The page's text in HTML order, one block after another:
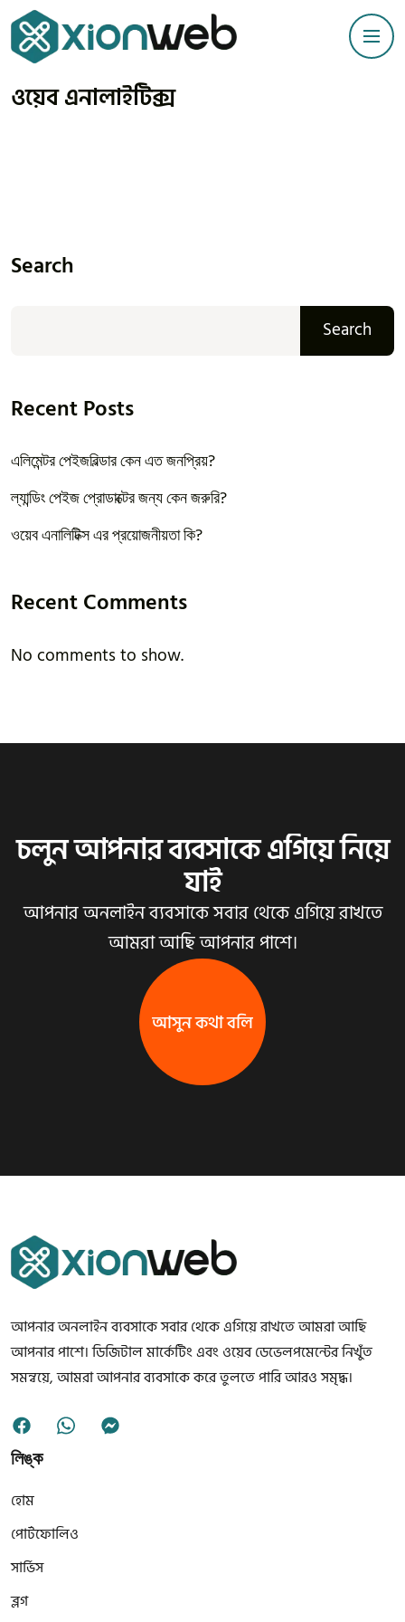
ওয়েব এনালাইটিক্স
Search
Search
Recent Posts
এলিমেন্টর পেইজবিল্ডার কেন এত জনপ্রিয়?
ল্যান্ডিং পেইজ প্রোডাক্টের জন্য কেন জরুরি?
ওয়েব এনালিটিক্স এর প্রয়োজনীয়তা কি?
Recent Comments
No comments to show.
চলুন আপনার ব্যবসাকে এগিয়ে নিয়ে
যাই
আপনার অনলাইন ব্যবসাকে সবার থেকে এগিয়ে রাখতে
আমরা আছি আপনার পাশে।
আসুন কথা বলি
আপনার অনলাইন ব্যবসাকে সবার থেকে এগিয়ে রাখতে আমরা আছি
আপনার পাশে। ডিজিটাল মার্কেটিং এবং ওয়েব ডেভেলপমেন্টের নিখুঁত
সমন্বয়ে, আমরা আপনার ব্যবসাকে করে তুলতে পারি আরও সমৃদ্ধ।
লিঙ্ক
হোম
পোর্টফোলিও
সার্ভিস
ব্লগ